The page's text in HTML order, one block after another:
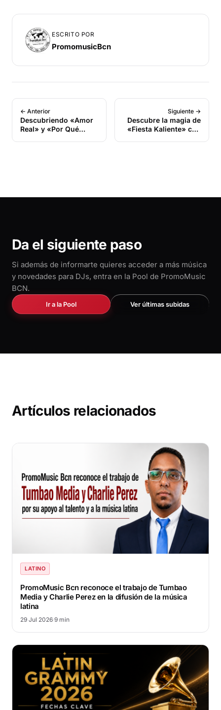
ESCRITO POR
PromomusicBcn
← Anterior
Descubriendo «Amor
Real» y «Por Qué
Siguiente →
Descubre la magia de
«Fiesta Kaliente» con
Da el siguiente paso
Si además de informarte quieres acceder a más música
y novedades para DJs, entra en la Pool de PromoMusic
BCN.
Ir a la Pool Ver últimas subidas
Artículos relacionados
LATINO
PromoMusic Bcn reconoce el trabajo de Tumbao
Media y Charlie Perez en la difusión de la música
latina
29 Jul 2026·9 min